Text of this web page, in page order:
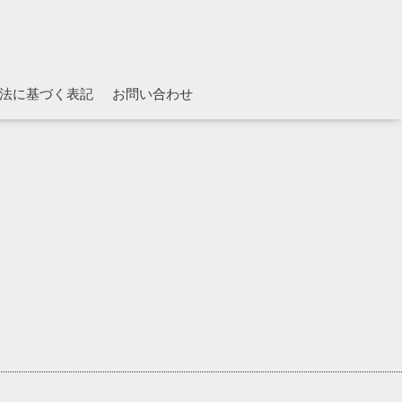
に基づく表記 お問い合わせ